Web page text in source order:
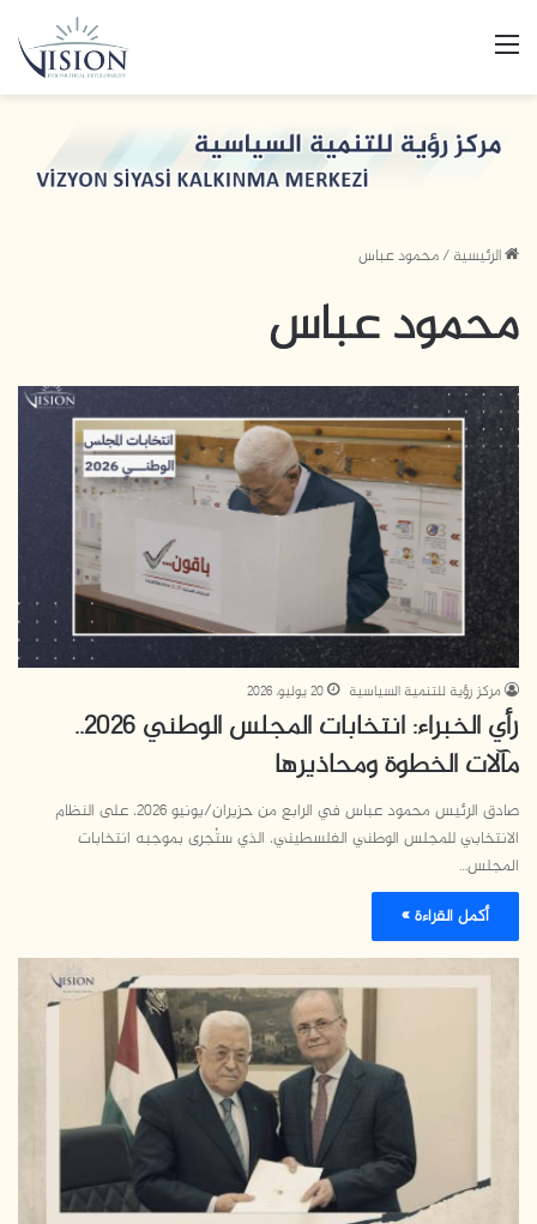
الرئيسية/محمود عباس
محمود عباس
مركز رؤية للتنمية السياسية 20 يوليو، 2026
رأي الخبراء: انتخابات المجلس الوطني 2026..
مآلات الخطوة ومحاذيرها
صادق الرئيس محمود عباس في الرابع من حزيران/يونيو 2026، على النظام
الانتخابي للمجلس الوطني الفلسطيني، الذي ستُجرى بموجبه انتخابات
المجلس…
أكمل القراءة »